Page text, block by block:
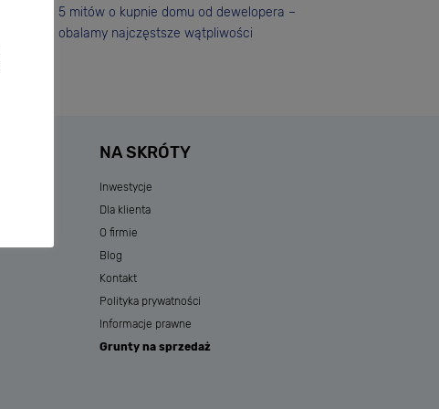
5 mitów o kupnie domu od dewelopera –
obalamy najczęstsze wątpliwości
NA SKRÓTY
Inwestycje
Dla klienta
O firmie
Blog
Kontakt
Polityka prywatności
Informacje prawne
Grunty na sprzedaż